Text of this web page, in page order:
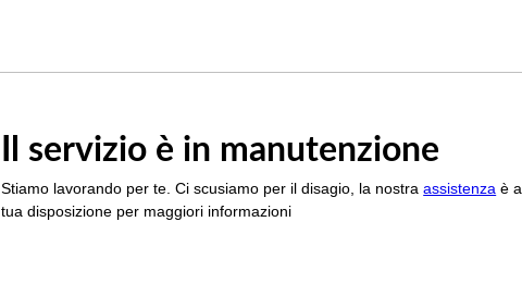
Il servizio è in manutenzione
Stiamo lavorando per te. Ci scusiamo per il disagio, la nostraassistenza è a
tua disposizione per maggiori informazioni